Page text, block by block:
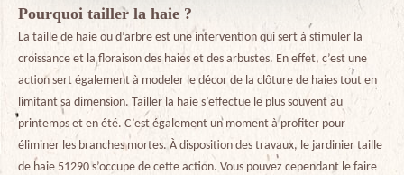
Pourquoi tailler la haie ?
La taille de haie ou d’arbre est une intervention qui sert à stimuler la
croissance et la floraison des haies et des arbustes. En effet, c’est une
action sert également à modeler le décor de la clôture de haies tout en
limitant sa dimension. Tailler la haie s’effectue le plus souvent au
printemps et en été. C’est également un moment à profiter pour
éliminer les branches mortes. À disposition des travaux, le jardinier taille
de haie 51290 s’occupe de cette action. Vous pouvez cependant le faire